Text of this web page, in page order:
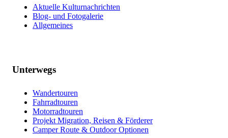
Aktuelle Kulturnachrichten
Blog- und Fotogalerie
Allgemeines
Unterwegs
Wandertouren
Fahrradtouren
Motorradtouren
Projekt Migration, Reisen & Förderer
Camper Route & Outdoor Optionen